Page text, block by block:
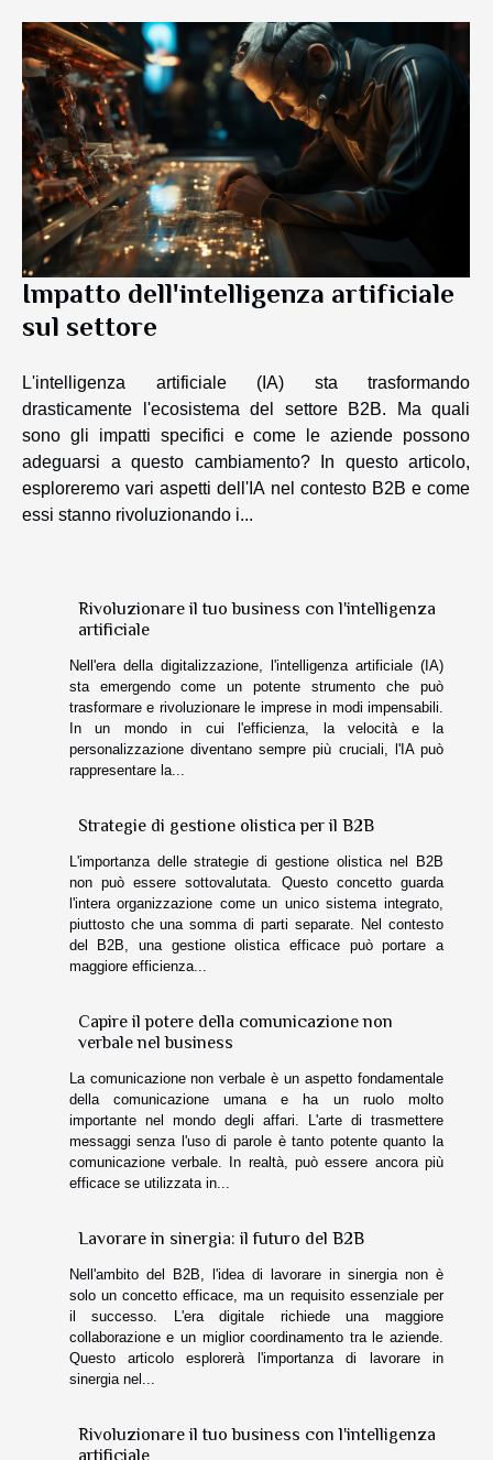
Impatto dell'intelligenza artificiale
sul settore
L'intelligenza artificiale (IA) sta trasformando
drasticamente l'ecosistema del settore B2B. Ma quali
sono gli impatti specifici e come le aziende possono
adeguarsi a questo cambiamento? In questo articolo,
esploreremo vari aspetti dell'IA nel contesto B2B e come
essi stanno rivoluzionando i...
Rivoluzionare il tuo business con l'intelligenza
artificiale
Nell'era della digitalizzazione, l'intelligenza artificiale (IA)
sta emergendo come un potente strumento che può
trasformare e rivoluzionare le imprese in modi impensabili.
In un mondo in cui l'efficienza, la velocità e la
personalizzazione diventano sempre più cruciali, l'IA può
rappresentare la...
Strategie di gestione olistica per il B2B
L'importanza delle strategie di gestione olistica nel B2B
non può essere sottovalutata. Questo concetto guarda
l'intera organizzazione come un unico sistema integrato,
piuttosto che una somma di parti separate. Nel contesto
del B2B, una gestione olistica efficace può portare a
maggiore efficienza...
Capire il potere della comunicazione non
verbale nel business
La comunicazione non verbale è un aspetto fondamentale
della comunicazione umana e ha un ruolo molto
importante nel mondo degli affari. L'arte di trasmettere
messaggi senza l'uso di parole è tanto potente quanto la
comunicazione verbale. In realtà, può essere ancora più
efficace se utilizzata in...
Lavorare in sinergia: il futuro del B2B
Nell'ambito del B2B, l'idea di lavorare in sinergia non è
solo un concetto efficace, ma un requisito essenziale per
il successo. L'era digitale richiede una maggiore
collaborazione e un miglior coordinamento tra le aziende.
Questo articolo esplorerà l'importanza di lavorare in
sinergia nel...
Rivoluzionare il tuo business con l'intelligenza
artificiale